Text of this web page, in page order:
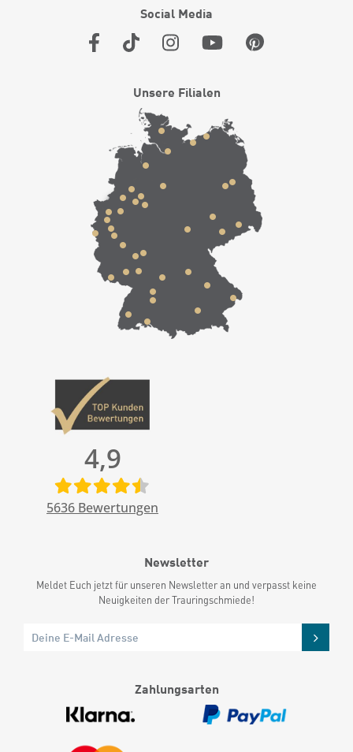
Social Media
Unsere Filialen
4,9
5636 Bewertungen
Newsletter
Meldet Euch jetzt für unseren Newsletter an und verpasst keine
Neuigkeiten der Trauringschmiede!
Zahlungsarten